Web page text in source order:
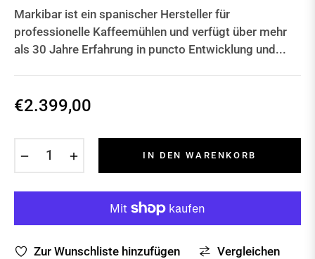
Markibar ist ein spanischer Hersteller für
professionelle Kaffeemühlen und verfügt über mehr
als 30 Jahre Erfahrung in puncto Entwicklung und...
Normaler
€2.399,00
IN DEN WARENKORB
Zur Wunschliste hinzufügen Vergleichen